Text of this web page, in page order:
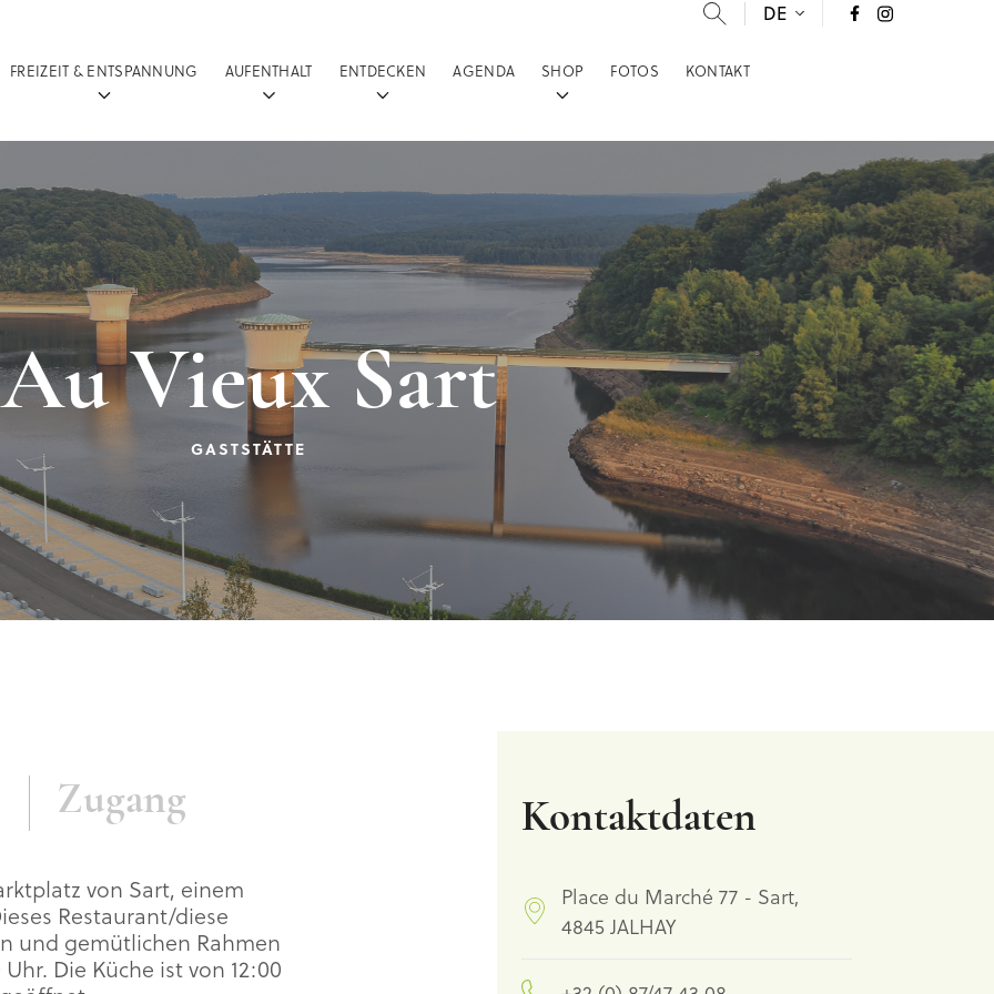
FREIZEIT & ENTSPANNUNG AUFENTHALT ENTDECKEN AGENDA SHOP FOTOS KONTAKT
DE
Au Vieux Sart
GASTSTÄTTE
Zugang
von Sart, einem
Restaurant/diese
und gemütlichen Rahmen
Die Küche ist von 12:00
Kontaktdaten
Place du Marché 77 - Sart,
4845 JALHAY